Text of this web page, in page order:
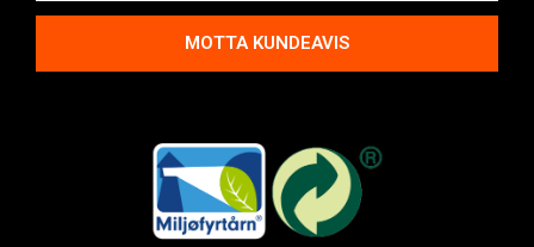
MOTTA KUNDEAVIS